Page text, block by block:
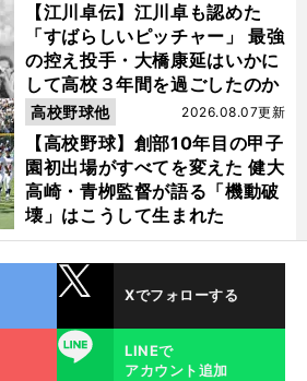
【江川卓伝】江川卓も認めた
「すばらしいピッチャー」 最強
の控え投手・大橋康延はいかに
して高校３年間を過ごしたのか
【高校野球】創部10年目の甲子
園初出場がすべてを変えた 健大
高崎・青栁監督が語る「機動破
壊」はこうして生まれた
2026.08.07更新
高校野球他
Xでフォローする
LINE
LINEで
アカウント追加